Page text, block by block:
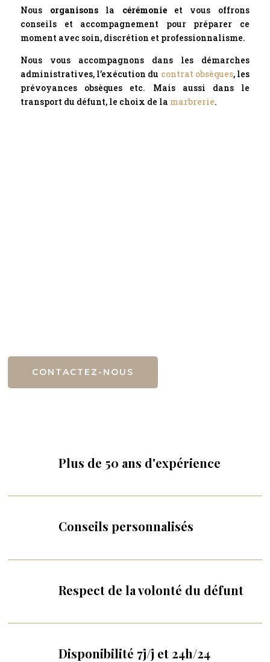
Nous organisonsla cérémonieet vous offrons
conseils et accompagnement pour préparer ce
moment avec soin, discrétion et professionnalisme.
Nous vous accompagnons dans les démarches
administratives, l’exécution du contrat obsèques, les
prévoyances obsèques etc. Mais aussi dans le
transport du défunt, le choix de la marbrerie.
CONTACTEZ-NOUS
Plus de 50 ans d'expérience
Conseils personnalisés
Respect de la volonté du défunt
Disponibilité 7j/j et 24h/24